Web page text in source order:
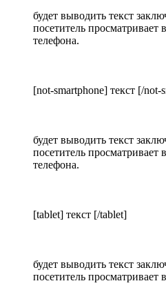
будет выводить текст
посетитель просматривает
телефона.
[not-smartphone] текст [/not-
будет выводить текст
посетитель просматривает
телефона.
[tablet] текст [/tablet]
будет выводить текст
посетитель просматривает